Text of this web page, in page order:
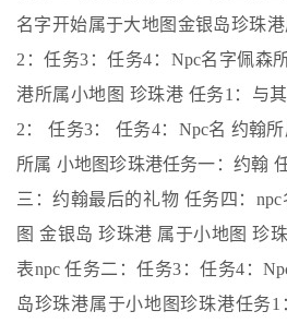
名字开始属于大地图金银岛珍珠
2：任务3：任务4：Npc名字佩森
港所属小地图 珍珠港 任务1：与
2： 任务3： 任务4：Npc名 约翰
所属 小地图珍珠港任务一：约翰
三：约翰最后的礼物 任务四：
图 金银岛 珍珠港 属于小地图 珍
表npc 任务二：任务3：任务4：
岛珍珠港属于小地图珍珠港任务